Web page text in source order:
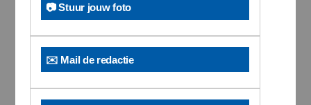
📷 Stuur jouw foto
✉️ Mail de redactie